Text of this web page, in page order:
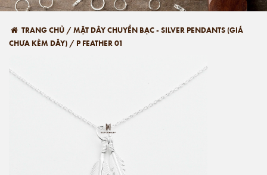
TRANG CHỦ /MẶT DÂY CHUYỀN BẠC - SILVER PENDANTS (GIÁ
CHƯA KÈM DÂY) / P FEATHER 01